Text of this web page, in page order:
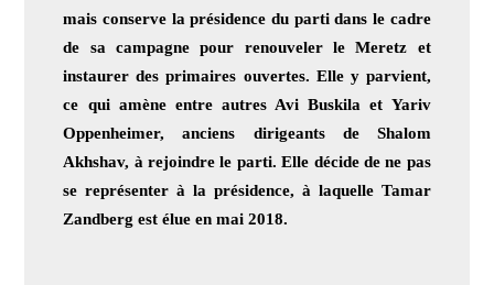
mais conserve la présidence du parti dans le cadre
de sa campagne pour renouveler le Meretz et
instaurer des primaires ouvertes. Elle y parvient,
ce qui amène entre autres Avi Buskila et Yariv
Oppenheimer, anciens dirigeants de Shalom
Akhshav, à rejoindre le parti. Elle décide de ne pas
se représenter à la présidence, à laquelle Tamar
Zandberg est élue en mai 2018.